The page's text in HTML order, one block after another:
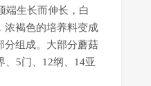
端生长而伸长，白
浓褐色的培养料变成
分组成。大部分蘑菇
5门、12纲、14亚